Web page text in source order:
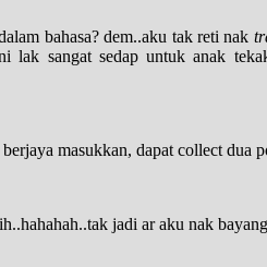
bahasa? dem..aku tak reti nak
lak sangat sedap untuk anak
masukkan, dapat collect dua
jadi ar aku nak